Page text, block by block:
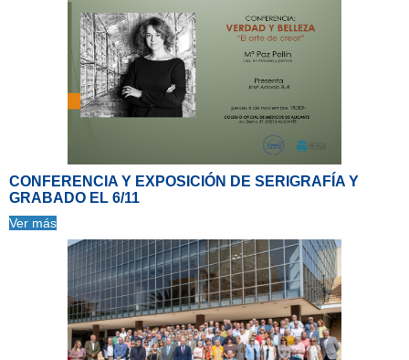
CONFERENCIA Y EXPOSICIÓN DE SERIGRAFÍA Y
GRABADO EL 6/11
Ver más